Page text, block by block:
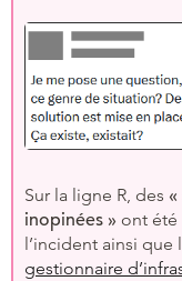
Sur la ligne R, des
inopinées » ont été
l’incident ainsi
gestionnaire